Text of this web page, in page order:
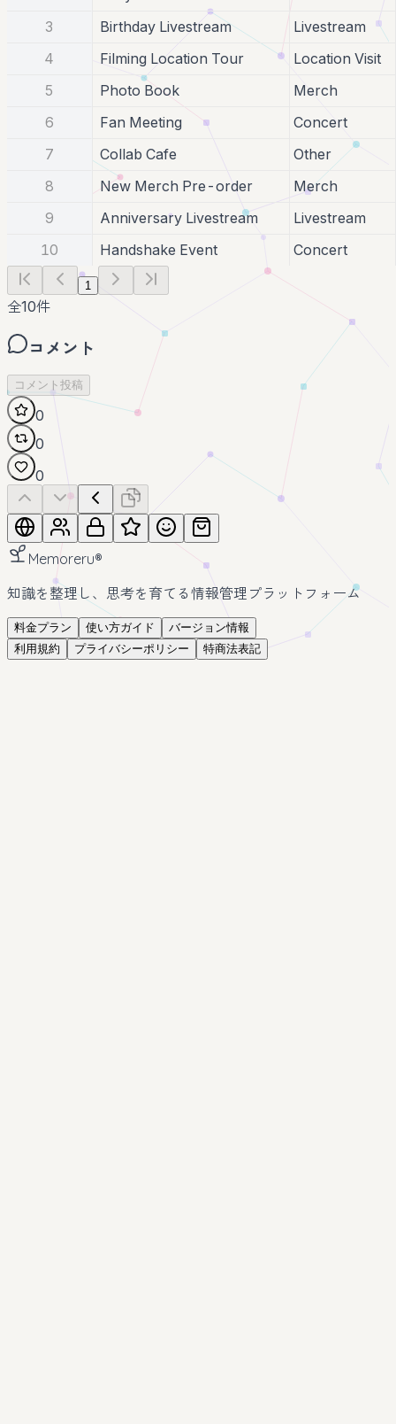
3
Birthday Livestream
Livestream
4
Filming Location Tour
Location Visit
5
Photo Book
Merch
6
Fan Meeting
Concert
7
Collab Cafe
Other
8
New Merch Pre-order
Merch
9
Anniversary Livestream
Livestream
10
Handshake Event Concert
1
全10件
コメント
コメント投稿
0
0
0
Memoreru®
知識を整理し、思考を育てる情報管理プラットフォーム
料金プラン 使い方ガイド
バージョン情報
利用規約
プライバシーポリシー 特商法表記